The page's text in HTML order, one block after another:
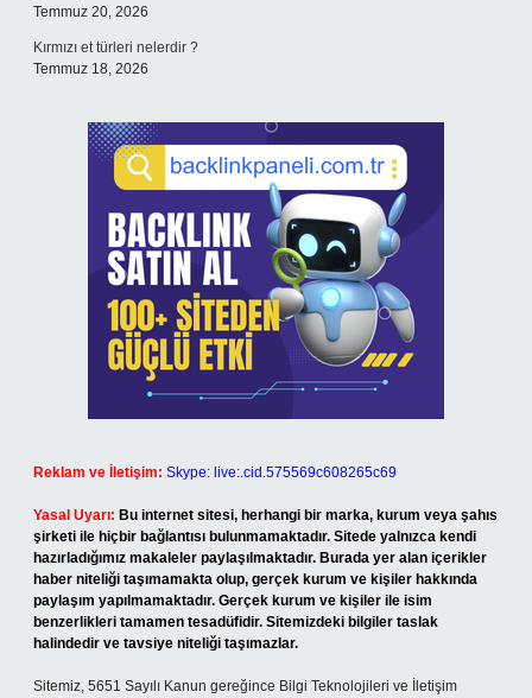
Temmuz 20, 2026
Kırmızı et türleri nelerdir ?
Temmuz 18, 2026
Reklam ve İletişim: Skype: live:.cid.575569c608265c69
Yasal Uyarı: Bu internet sitesi, herhangi bir marka, kurum veya şahıs
şirketi ile hiçbir bağlantısı bulunmamaktadır. Sitede yalnızca kendi
hazırladığımız makaleler paylaşılmaktadır. Burada yer alan içerikler
haber niteliği taşımamakta olup, gerçek kurum ve kişiler hakkında
paylaşım yapılmamaktadır. Gerçek kurum ve kişiler ile isim
benzerlikleri tamamen tesadüfidir. Sitemizdeki bilgiler taslak
halindedir ve tavsiye niteliği taşımazlar.
Sitemiz, 5651 Sayılı Kanun gereğince Bilgi Teknolojileri ve İletişim